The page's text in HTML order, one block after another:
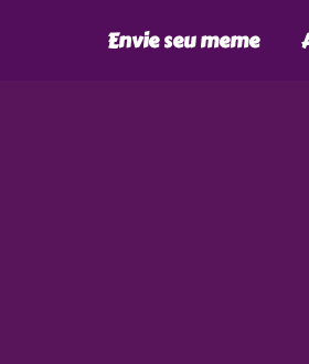
Envie seu meme